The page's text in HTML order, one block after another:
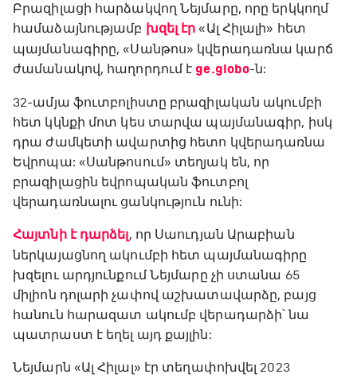
Բրազիլացի հարձակվող Նեյմարը, որը երկկողմ
համաձայնությամբ խզել էր «Ալ Հիլալի» հետ
պայմանագիրը, «Սանթոս» կվերադառնա կարճ
ժամանակով, հաղորդում է ge.globo-ն:
32-ամյա ֆուտբոլիստը բրազիլական ակումբի
հետ կկնքի մոտ կես տարվա պայմանագիր, իսկ
դրա ժամկետի ավարտից հետո կվերադառնա
Եվրոպա: «Սանթոսում» տեղյակ են, որ
բրազիլացին եվրոպական ֆուտբոլ
վերադառնալու ցանկություն ունի:
Հայտնի է դարձել, որ Սաուդյան Արաբիան
ներկայացնող ակումբի հետ պայմանագիրը
խզելու արդյունքում Նեյմարը չի ստանա 65
միլիոն դոլարի չափով աշխատավարձը, բայց
հանուն հարազատ ակումբ վերադարձի՝ նա
պատրաստ է եղել այդ քայլին:
Նեյմարն «Ալ Հիլալ» էր տեղափոխվել 2023